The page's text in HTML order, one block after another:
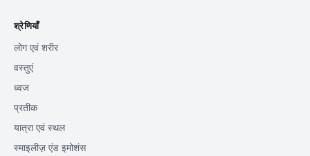
श्रेणियाँ
लोग एवं शरीर
वस्तुएं
ध्वज
प्रतीक
यात्रा एवं स्थल
स्माइलीज़ एंड इमोशंस